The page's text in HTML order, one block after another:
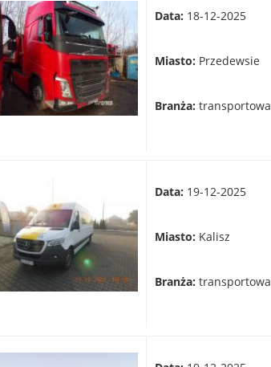
Data: 18-12-2025
Miasto: Przedewsie
Branża: transportowa
Data: 19-12-2025
Miasto: Kalisz
Branża: transportowa